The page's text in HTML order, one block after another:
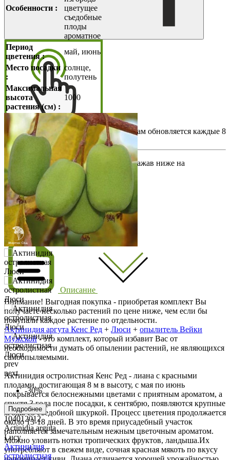
Особенности :
цветущее
съедобные
плоды
ароматное
Период
цветения :
май, июнь
Место посадки
:
солнце,
полутень
Максимальная
высота
растения (см) :
1000
prev
next
-30%
Подробнее
104012012
Actinidia arguta
Lucy
Актинидия
остролистная
*Информация по товарам и их остаткам обновляется каждые 8
часов.
Узнать больше информации можно, нажав ниже на
интересующий Вас раздел
Описание
Описание
Внимание! Выгодная покупка - приобретая комплект Вы
получаете несколько растений по цене ниже, чем если бы
покупали каждое растение по отдельности.
Актинидия аргута Кенс Ред + Люси + опылитель Вейки
Мужской- это комплект, который избавит Вас от
необходимости думать об опылении растений, не являющихся
самоопыляемыми.
Актинидия остролистная Кенс Ред - лиана с красными
плодами, достигающая 8 м в высоту, с мая по июнь
покрывается белоснежными цветами с приятным ароматом, а
спустя 3 года после посадки, к сентябрю, появляются крупные
ягоды со съедобной шкуркой. Процесс цветения продолжается
около 13-18 дней. В это время приусадебный участок
наполняется замечательным нежным цветочным ароматом.
Можно уловить нотки тропических фруктов, ландыша.Их
употребляют в свежем виде, сочная красная мякоть по вкусу